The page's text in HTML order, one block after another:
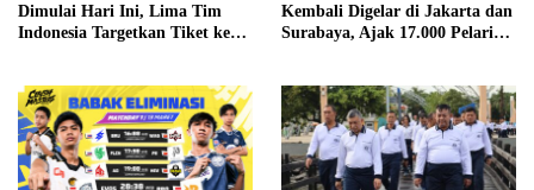
Dimulai Hari Ini, Lima Tim
Indonesia Targetkan Tiket ke
Kembali Digelar di Jakarta dan
Surabaya, Ajak 17.000 Pelari